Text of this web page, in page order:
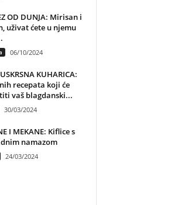
OD DUNJA: Mirisan i
uživat ćete u njemu
06/10/2024
KUHARICA:
recepata koji će
vaš blagdanski...
30/03/2024
I MEKANE: Kiflice s
namazom
24/03/2024